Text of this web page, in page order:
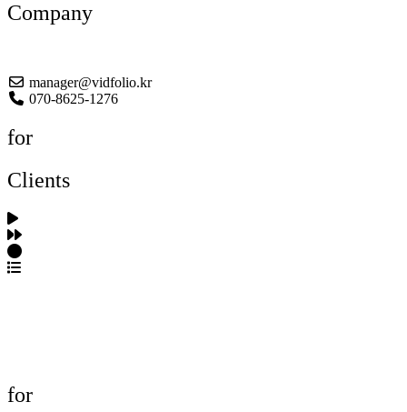
Company
manager@vidfolio.kr
070-8625-1276
for
Clients
for